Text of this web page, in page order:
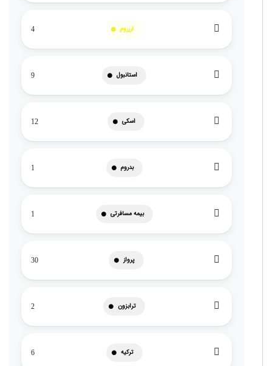
ارزروم 4
استانبول 9
اسکی 12
بدروم 1
بیمه مسافرتی 1
پرواز 30
ترابزون 2
ترکیه 6